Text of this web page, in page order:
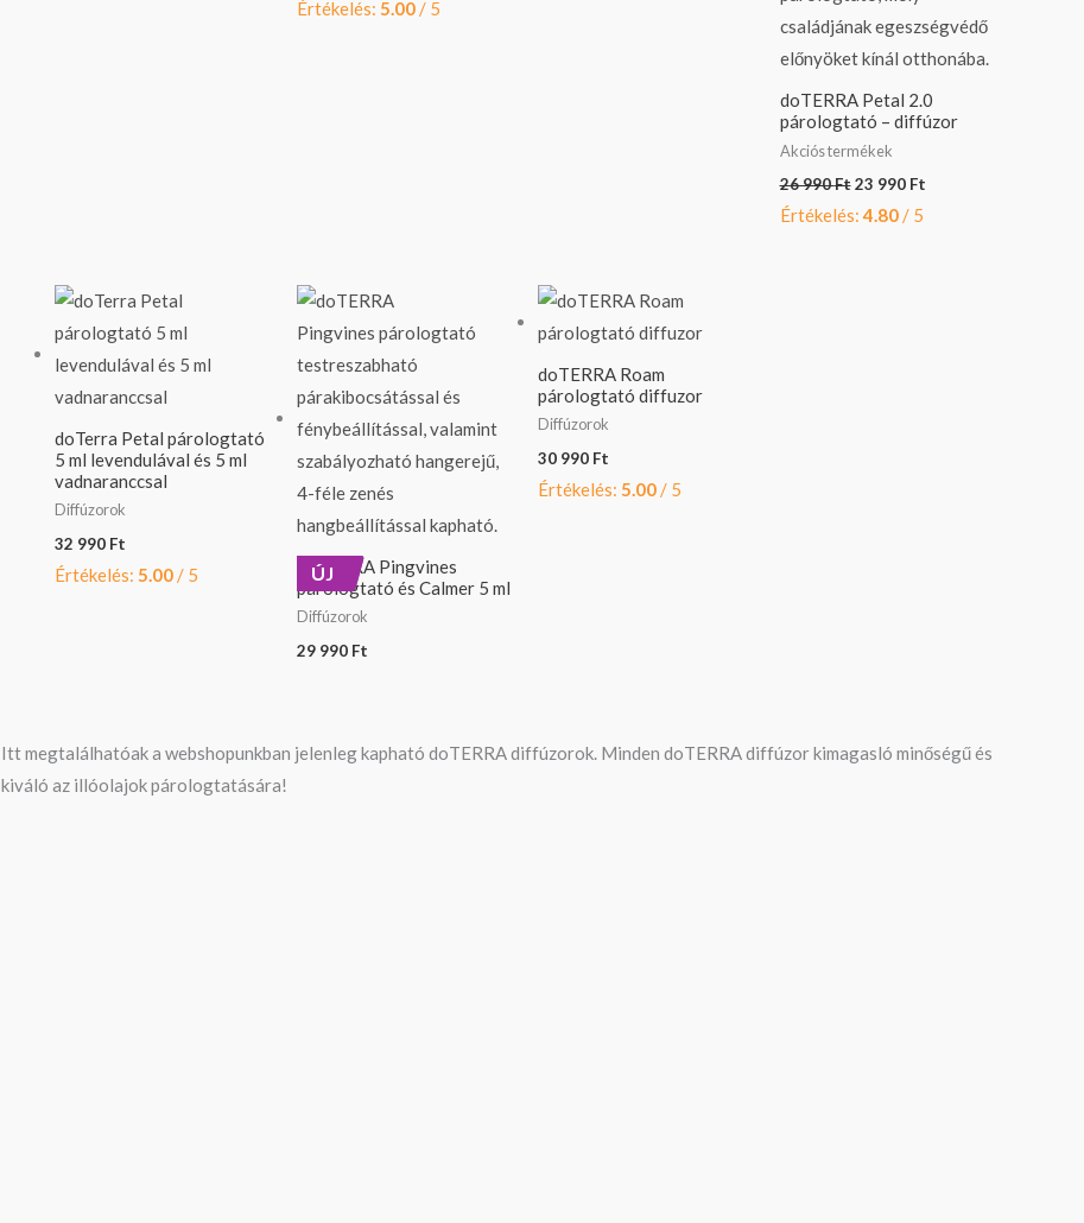
Értékelés: 5.00/ 5
doTERRA Petal 2.0
párologtató – diffúzor
Akciós termékek
26 990Ft 23 990 Ft
Értékelés:4.80/ 5
doTerra Petal párologtató
5 ml levendulával és 5 ml
vadnaranccsal
Diffúzorok
32 990 Ft
Értékelés: 5.00/ 5 ÚJ
doTERRA Pingvines
párologtató és Calmer 5 ml
Diffúzorok
29 990 Ft
doTERRA Roam
párologtató diffuzor
Diffúzorok
30 990 Ft
Értékelés: 5.00/ 5
Itt megtalálhatóak a webshopunkban jelenleg kapható doTERRA diffúzorok. Minden doTERRA diffúzor kimagasló minőségű és
kiváló az illóolajok párologtatására!